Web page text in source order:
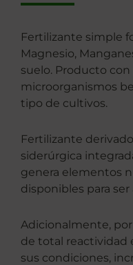
Fertilizante simple
Magnesio,
suelo. Producto
microorganismos
tipo de cultivos.
Fertilizante
siderúrgica
genera elementos
disponibles para
Adicionalmente,
de total reactividad
sus condiciones,